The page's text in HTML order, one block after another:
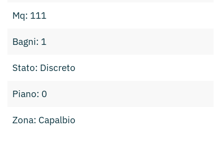
Mq: 111
Bagni: 1
Stato: Discreto
Piano: 0
Zona: Capalbio